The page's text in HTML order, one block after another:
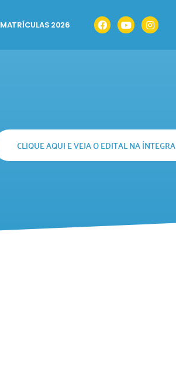
MATRÍCULAS 2026
CLIQUE AQUI E VEJA O EDITAL NA ÍNTEGRA